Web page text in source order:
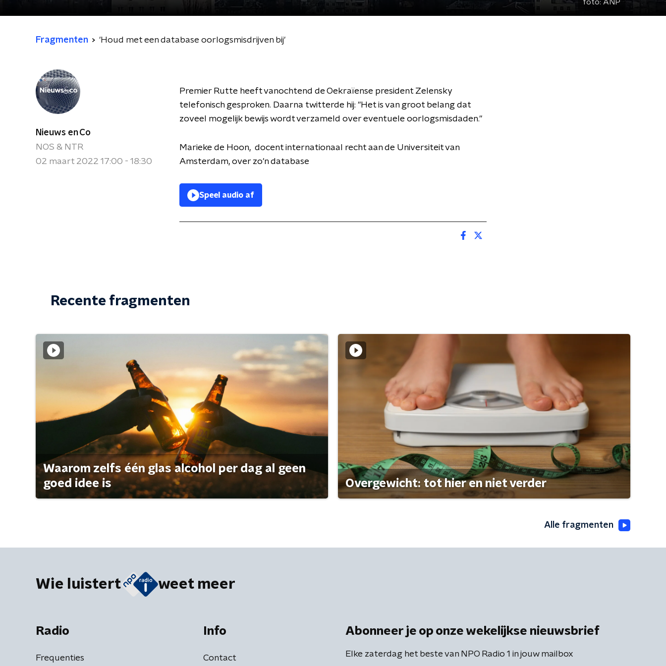
foto: ANP
Fragmenten 'Houd met een database oorlogsmisdrijven bij'
Nieuws en Co
NOS & NTR
02 maart 2022 17:00 - 18:30
Premier Rutte heeft vanochtend de Oekraïense president Zelensky
telefonisch gesproken. Daarna twitterde hij: "Het is van groot belang dat
zoveel mogelijk bewijs wordt verzameld over eventuele oorlogsmisdaden."
Marieke de Hoon, docent internationaal recht aan de Universiteit van
Amsterdam, over zo'n database
Speel audio af
Recente fragmenten
Waarom zelfs één glas alcohol per dag al geen
goed idee is
Overgewicht: tot hier en niet verder
Alle fragmenten
Wie luistert weet meer
Radio
Frequenties
Info
Contact
Abonneer je op onze wekelijkse nieuwsbrief
Elke zaterdag het beste van NPO Radio 1 in jouw mailbox